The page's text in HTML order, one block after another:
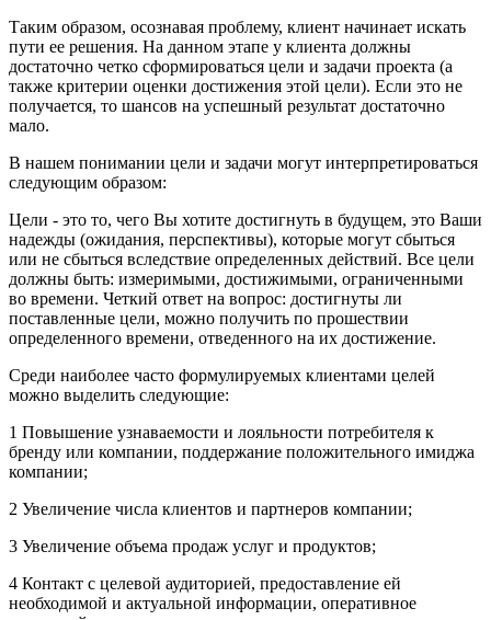
Таким образом, осознавая проблему, клиент начинает искать
пути ее решения. На данном этапе у клиента должны
достаточно четко сформироваться цели и задачи проекта (а
также критерии оценки достижения этой цели). Если это не
получается, то шансов на успешный результат достаточно
мало.
В нашем понимании цели и задачи могут интерпретироваться
следующим образом:
Цели - это то, чего Вы хотите достигнуть в будущем, это Ваши
надежды (ожидания, перспективы), которые могут сбыться
или не сбыться вследствие определенных действий. Все цели
должны быть: измеримыми, достижимыми, ограниченными
во времени. Четкий ответ на вопрос: достигнуты ли
поставленные цели, можно получить по прошествии
определенного времени, отведенного на их достижение.
Среди наиболее часто формулируемых клиентами целей
можно выделить следующие:
1 Повышение узнаваемости и лояльности потребителя к
бренду или компании, поддержание положительного имиджа
компании;
2 Увеличение числа клиентов и партнеров компании;
3 Увеличение объема продаж услуг и продуктов;
4 Контакт с целевой аудиторией, предоставление ей
необходимой и актуальной информации, оперативное